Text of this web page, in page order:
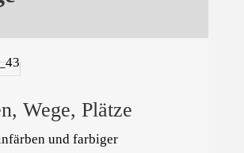
Wege, Plätze
und farbiger